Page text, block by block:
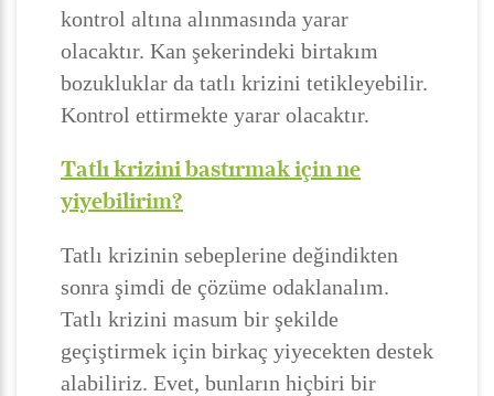
kontrol altına alınmasında yarar
olacaktır. Kan şekerindeki birtakım
bozukluklar da tatlı krizini tetikleyebilir.
Kontrol ettirmekte yarar olacaktır.
Tatlı krizini bastırmak için ne
yiyebilirim?
Tatlı krizinin sebeplerine değindikten
sonra şimdi de çözüme odaklanalım.
Tatlı krizini masum bir şekilde
geçiştirmek için birkaç yiyecekten destek
alabiliriz. Evet, bunların hiçbiri bir